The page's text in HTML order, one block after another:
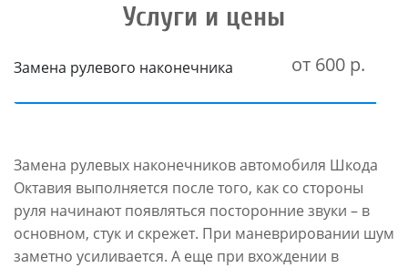
Услуги и цены
Замена рулевого наконечника от 600 р.
Замена рулевых наконечников автомобиля Шкода
Октавия выполняется после того, как со стороны
руля начинают появляться посторонние звуки – в
основном, стук и скрежет. При маневрировании шум
заметно усиливается. А еще при вхождении в